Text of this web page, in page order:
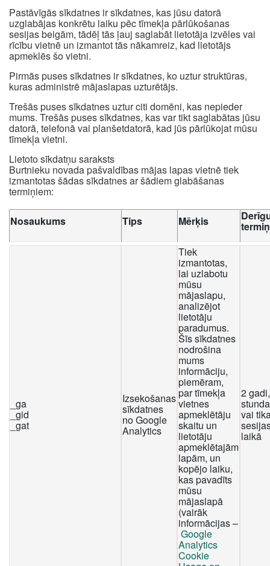
Pastāvīgās sīkdatnes ir sīkdatnes, kas jūsu datorā
uzglabājas konkrētu laiku pēc tīmekļa pārlūkošanas
sesijas beigām, tādēļ tās ļauj saglabāt lietotāja izvēles vai
rīcību vietnē un izmantot tās nākamreiz, kad lietotājs
apmeklēs šo vietni.
Pirmās puses sīkdatnes ir sīkdatnes, ko uztur struktūras,
kuras administrē mājaslapas uzturētājs.
Trešās puses sīkdatnes uztur citi domēni, kas nepieder
mums. Trešās puses sīkdatnes, kas var tikt saglabātas jūsu
datorā, telefonā vai planšetdatorā, kad jūs pārlūkojat mūsu
tīmekļa vietni.
Lietoto sīkdatņu saraksts
Burtnieku novada pašvaldības mājas lapas vietnē tiek
izmantotas šādas sīkdatnes ar šādiem glabāšanas
termiņiem:
Nosaukums Tips Mērķis
_ga
_gid
_gat
Izsekošanas
sīkdatnes
no Google
Analytics
Tiek
izmantotas,
lai uzlabotu
mūsu
mājaslapu,
analizējot
lietotāju
paradumus.
Šīs sīkdatnes
nodrošina
mums
informāciju,
piemēram,
par tīmekļa
vietnes
apmeklētāju
skaitu un
lietotāju
apmeklētajām
lapām, un
kopējo laiku,
kas pavadīts
mūsu
mājaslapā
(vairāk
informācijas –
Google
Analytics
Cookie
2
vai
laikā